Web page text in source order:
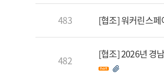
483 [협조] 워커린스
482
[협조] 2026년 경